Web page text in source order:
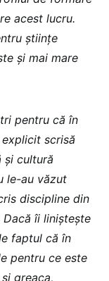
acest lucru.
științe
și mai mare
pentru că în
scrisă
și cultură
le-au văzut
discipline din
îi liniștește
faptul că în
pentru ce este
greaca,